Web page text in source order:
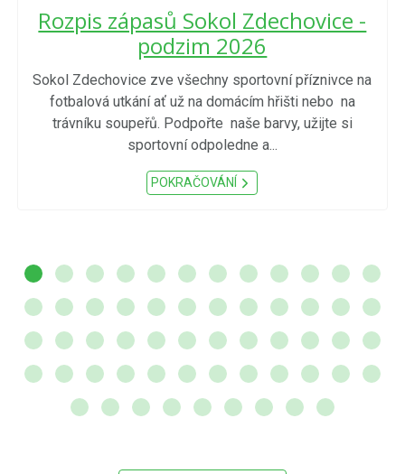
Rozpis zápasů Sokol Zdechovice -
podzim 2026
Sokol Zdechovice zve všechny sportovní příznivce na
fotbalová utkání ať už na domácím hřišti nebo na
trávníku soupeřů. Podpořte naše barvy, užijte si
sportovní odpoledne a...
POKRAČOVÁNÍ